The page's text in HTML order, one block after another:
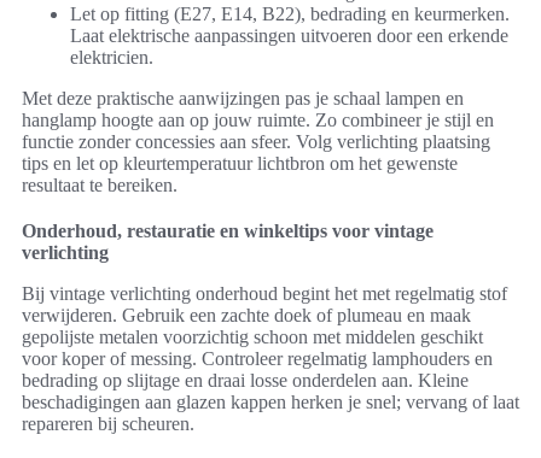
Let op fitting (E27, E14, B22), bedrading en keurmerken.
Laat elektrische aanpassingen uitvoeren door een erkende
elektricien.
Met deze praktische aanwijzingen pas je schaal lampen en
hanglamp hoogte aan op jouw ruimte. Zo combineer je stijl en
functie zonder concessies aan sfeer. Volg verlichting plaatsing
tips en let op kleurtemperatuur lichtbron om het gewenste
resultaat te bereiken.
Onderhoud, restauratie en winkeltips voor vintage
verlichting
Bij vintage verlichting onderhoud begint het met regelmatig stof
verwijderen. Gebruik een zachte doek of plumeau en maak
gepolijste metalen voorzichtig schoon met middelen geschikt
voor koper of messing. Controleer regelmatig lamphouders en
bedrading op slijtage en draai losse onderdelen aan. Kleine
beschadigingen aan glazen kappen herken je snel; vervang of laat
repareren bij scheuren.